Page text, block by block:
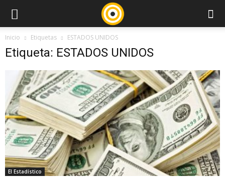
Inicio Etiquetas ESTADOS UNIDOS
Etiqueta: ESTADOS UNIDOS
El Estadístico